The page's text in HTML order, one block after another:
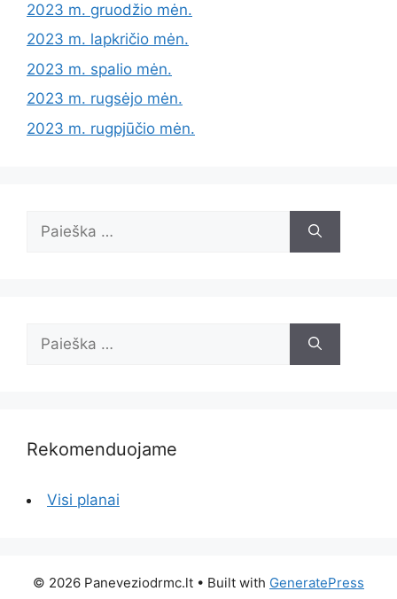
2023 m. gruodžio mėn.
2023 m. lapkričio mėn.
2023 m. spalio mėn.
2023 m. rugsėjo mėn.
2023 m. rugpjūčio mėn.
Rekomenduojame
Visi planai
© 2026 Paneveziodrmc.lt • Built with GeneratePress